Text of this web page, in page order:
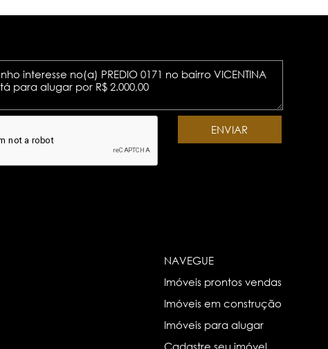
NAVEGUE
Imóveis prontos vendas
Imóveis em construção
Imóveis para alugar
Cadastre seu imóvel